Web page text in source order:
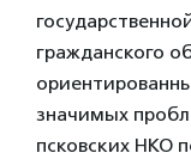
гражданского
значимых
псковских НКО